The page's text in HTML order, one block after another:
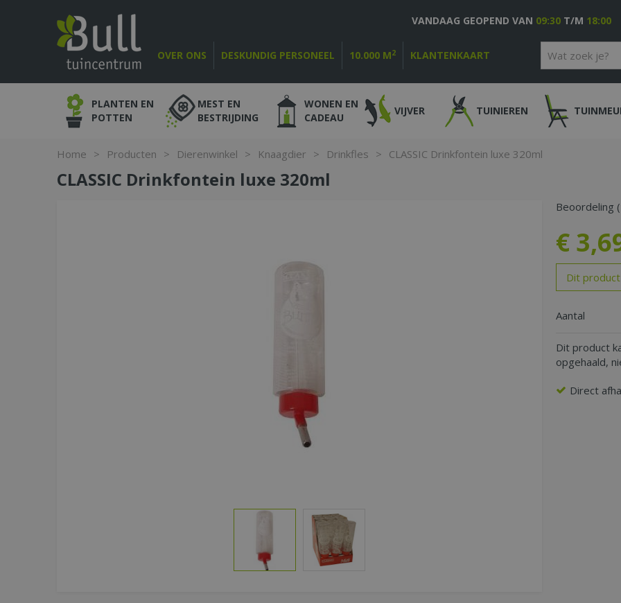
Home > Producten > Dierenwinkel > Knaagdier > Drinkfles > CLASSIC Drinkfontein luxe 320ml
OVER ONS DESKUNDIG PERSONEEL 10.000 M2 KLANTENKAART
VANDAAG GEOPEND VAN 09:30 T/M 18:00
PLANTEN EN
POTTEN
MEST EN
BESTRIJDING
WONEN EN
CADEAU
VIJVER TUINIEREN
CLASSIC Drinkfontein luxe 320ml
Beoordeling
€ 3,
Dit
Aantal
Dit product
opgehaald,
Direct